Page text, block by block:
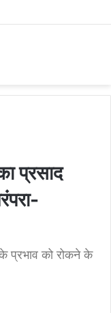
प्रसाद
के प्रभाव को रोकने के